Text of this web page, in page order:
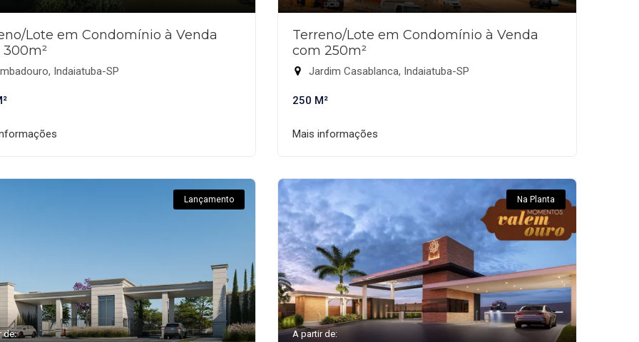
Lote em Condomínio à Venda
Indaiatuba-SP
Terreno/Lote em Condomínio à Venda
com 250m²
Jardim Casablanca, Indaiatuba-SP
250 M²
Mais informações
Lançamento
de:
Na Planta
A partir de: